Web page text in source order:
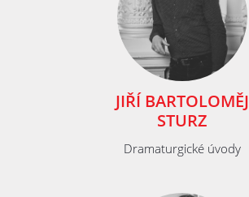
JIŘÍ BARTOLOMĚJ
STURZ
Dramaturgické úvody